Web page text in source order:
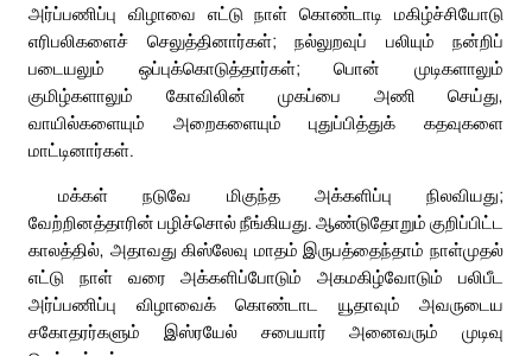
அர்ப்பணிப்பு விழாவை எட்டு நாள் கொண்டாடி மகிழ்ச்சியோடு
எரிபலிகளைச் செலுத்தினார்கள்; நல்லுறவுப் பலியும் நன்றிப்
படையலும் ஒப்புக்கொடுத்தார்கள்; பொன் முடிகளாலும்
குமிழ்களாலும் கோவிலின் முகப்பை அணி செய்து,
வாயில்களையும் அறைகளையும் புதுப்பித்துக் கதவுகளை
மாட்டினார்கள்.
மக்கள் நடுவே மிகுந்த அக்களிப்பு நிலவியது;
வேற்றினத்தாரின் பழிச்சொல் நீங்கியது. ஆண்டுதோறும் குறிப்பிட்ட
காலத்தில், அதாவது கிஸ்லேவு மாதம் இருபத்தைந்தாம் நாள்முதல்
எட்டு நாள் வரை அக்களிப்போடும் அகமகிழ்வோடும் பலிபீட
அர்ப்பணிப்பு விழாவைக் கொண்டாட யூதாவும் அவருடைய
சகோதரர்களும் இஸ்ரயேல் சபையார் அனைவரும் முடிவு